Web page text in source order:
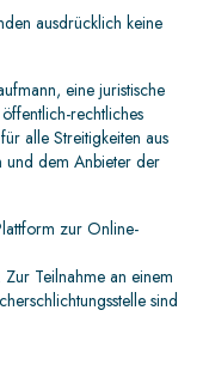
ausdrücklich keine
eine juristische
rechtliches
alle Streitigkeiten aus
und dem Anbieter der
zur Online-
Zur Teilnahme an einem
sind